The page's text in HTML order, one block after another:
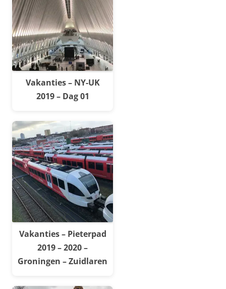
Vakanties – NY-UK
2019 – Dag 01
Vakanties – Pieterpad
2019 – 2020 –
Groningen – Zuidlaren